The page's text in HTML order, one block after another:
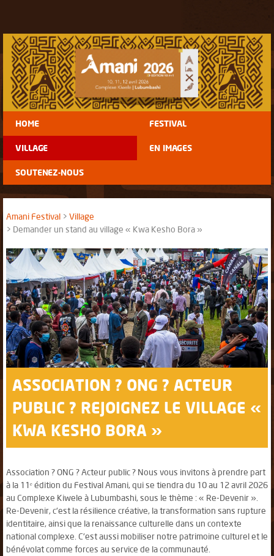
HOME FESTIVAL
VILLAGE EN IMAGES
SOUTENEZ-NOUS
Amani Festival
Village
Demander un stand au village « Kwa Kesho Bora »
ASSOCIATION ? ONG ? ACTEUR
PUBLIC ? REJOIGNEZ LE VILLAGE «
KWA KESHO BORA »
Association ? ONG ? Acteur public ? Nous vous invitons à prendre part
à la 11ᵉ édition du Festival Amani, qui se tiendra du 10 au 12 avril 2026
au Complexe Kiwele à Lubumbashi, sous le thème : « Re-Devenir ».
Re-Devenir, c'est la résilience créative, la transformation sans rupture
identitaire, ainsi que la renaissance culturelle dans un contexte
national complexe. C'est aussi mobiliser notre patrimoine culturel et le
bénévolat comme forces au service de la communauté.